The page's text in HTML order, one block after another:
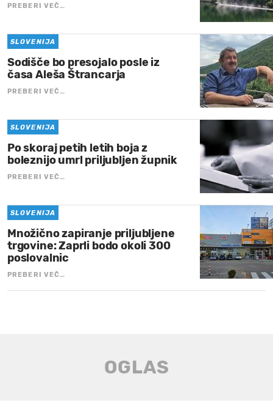
PREBERI VEČ…
SLOVENIJA
Sodišče bo presojalo posle iz
časa Aleša Štrancarja
PREBERI VEČ…
SLOVENIJA
Po skoraj petih letih boja z
boleznijo umrl priljubljen župnik
PREBERI VEČ…
SLOVENIJA
Množično zapiranje priljubljene
trgovine: Zaprli bodo okoli 300
poslovalnic
PREBERI VEČ…